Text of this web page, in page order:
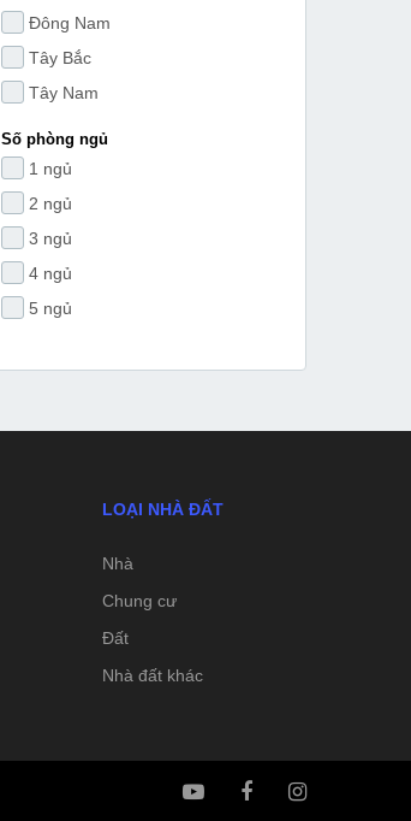
Đông Nam
Tây Bắc
Tây Nam
Số phòng ngủ
1 ngủ
2 ngủ
3 ngủ
4 ngủ
5 ngủ
LOẠI NHÀ ĐẤT
Nhà
Chung cư
Đất
Nhà đất khác